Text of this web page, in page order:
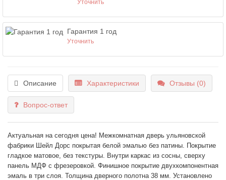
Уточнить
Гарантия 1 год
Уточнить
Описание Характеристики Отзывы (0)
Вопрос-ответ
Актуальная на сегодня цена! Межкомнатная дверь ульяновской
фабрики Шейл Дорс покрытая белой эмалью без патины. Покрытие
гладкое матовое, без текстуры. Внутри каркас из сосны, сверху
панель МДФ с фрезеровкой. Финишное покрытие двухкомпонентная
эмаль в три слоя. Толщина дверного полотна 38 мм. Установлено